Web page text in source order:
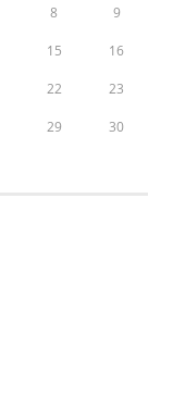
8 9
15 16
22 23
29 30